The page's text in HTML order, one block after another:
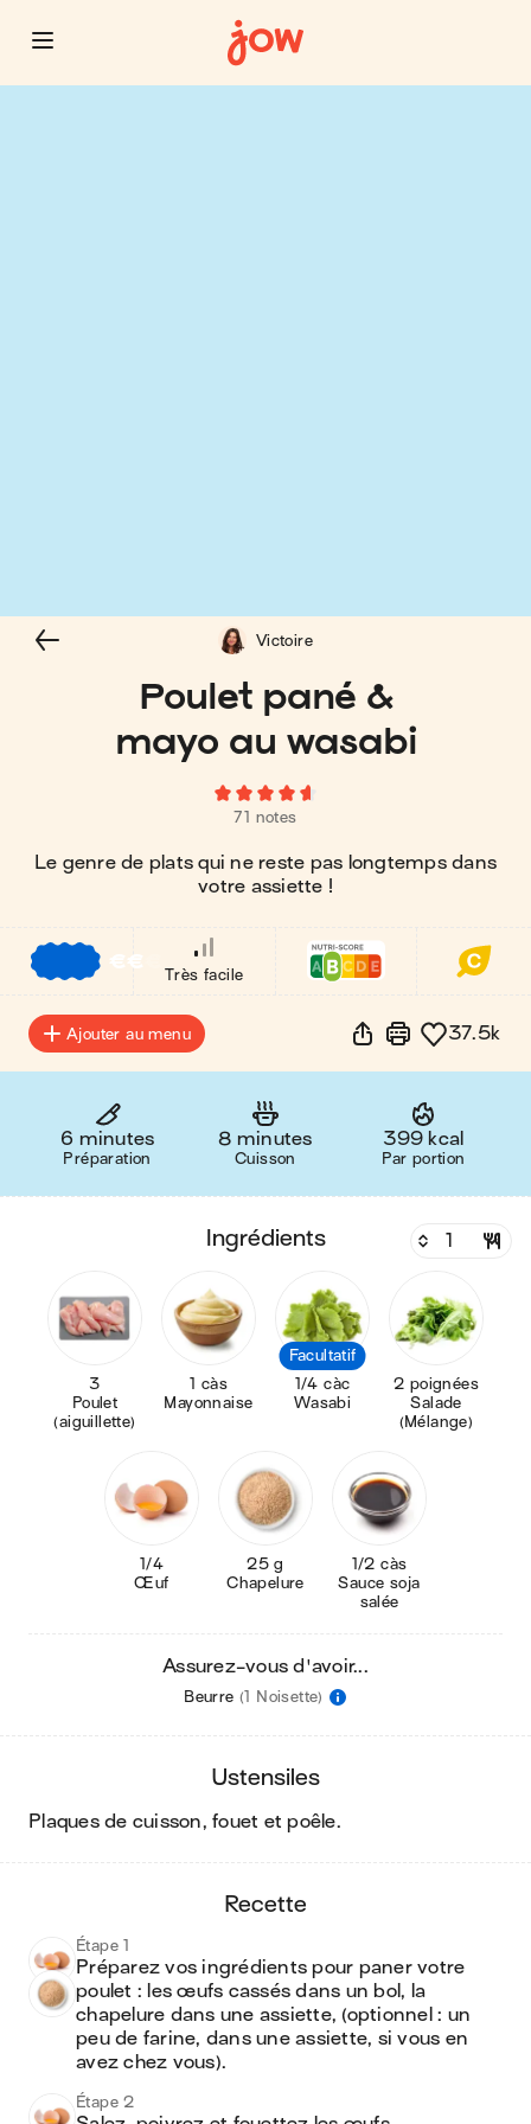
Poulet pané &
mayo au wasabi
71 notes
Le genre de plats qui ne reste pas longtemps dans
votre assiette !
Victoire
€€
Très facile
Ajouter au menu 37.5k
6 minutes
Préparation
8 minutes
Cuisson
399 kcal
Par portion
ingrédients
3
Poulet
(aiguillette)
1 càs
Mayonnaise
Facultatif
1/4 càc
Wasabi
2 poignées
Salade
(Mélange)
1/4
Œuf
25 g
Chapelure
1/2 càs
Sauce soja
salée
Assurez-vous d'avoir...
Beurre (1 Noisette)
ustensiles
plaques de cuisson, fouet et poêle.
recette
Étape 1
Préparez vos ingrédients pour paner votre
poulet : les œufs cassés dans un bol, la
chapelure dans une assiette, (optionnel : un
peu de farine, dans une assiette, si vous en
avez chez vous).
Étape 2